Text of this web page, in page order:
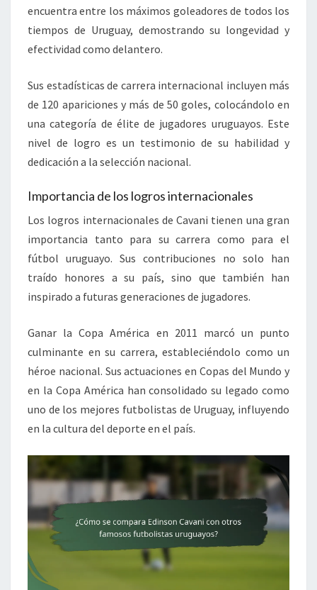
encuentra entre los máximos goleadores de todos los
tiempos de Uruguay, demostrando su longevidad y
efectividad como delantero.
Sus estadísticas de carrera internacional incluyen más
de 120 apariciones y más de 50 goles, colocándolo en
una categoría de élite de jugadores uruguayos. Este
nivel de logro es un testimonio de su habilidad y
dedicación a la selección nacional.
Importancia de los logros internacionales
Los logros internacionales de Cavani tienen una gran
importancia tanto para su carrera como para el
fútbol uruguayo. Sus contribuciones no solo han
traído honores a su país, sino que también han
inspirado a futuras generaciones de jugadores.
Ganar la Copa América en 2011 marcó un punto
culminante en su carrera, estableciéndolo como un
héroe nacional. Sus actuaciones en Copas del Mundo y
en la Copa América han consolidado su legado como
uno de los mejores futbolistas de Uruguay, influyendo
en la cultura del deporte en el país.